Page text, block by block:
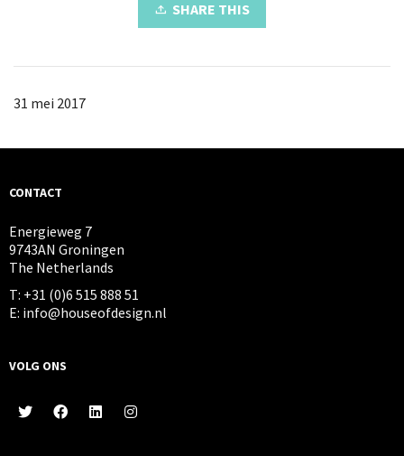
SHARE THIS
31 mei 2017
CONTACT
Energieweg 7
9743AN Groningen
The Netherlands
T: +31 (0)6 515 888 51
E: info@houseofdesign.nl
VOLG ONS